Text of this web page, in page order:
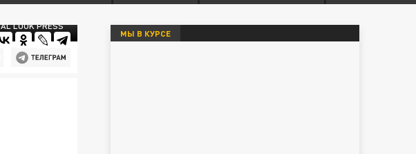
LOOK PRESS
МЫ В КУРСЕ